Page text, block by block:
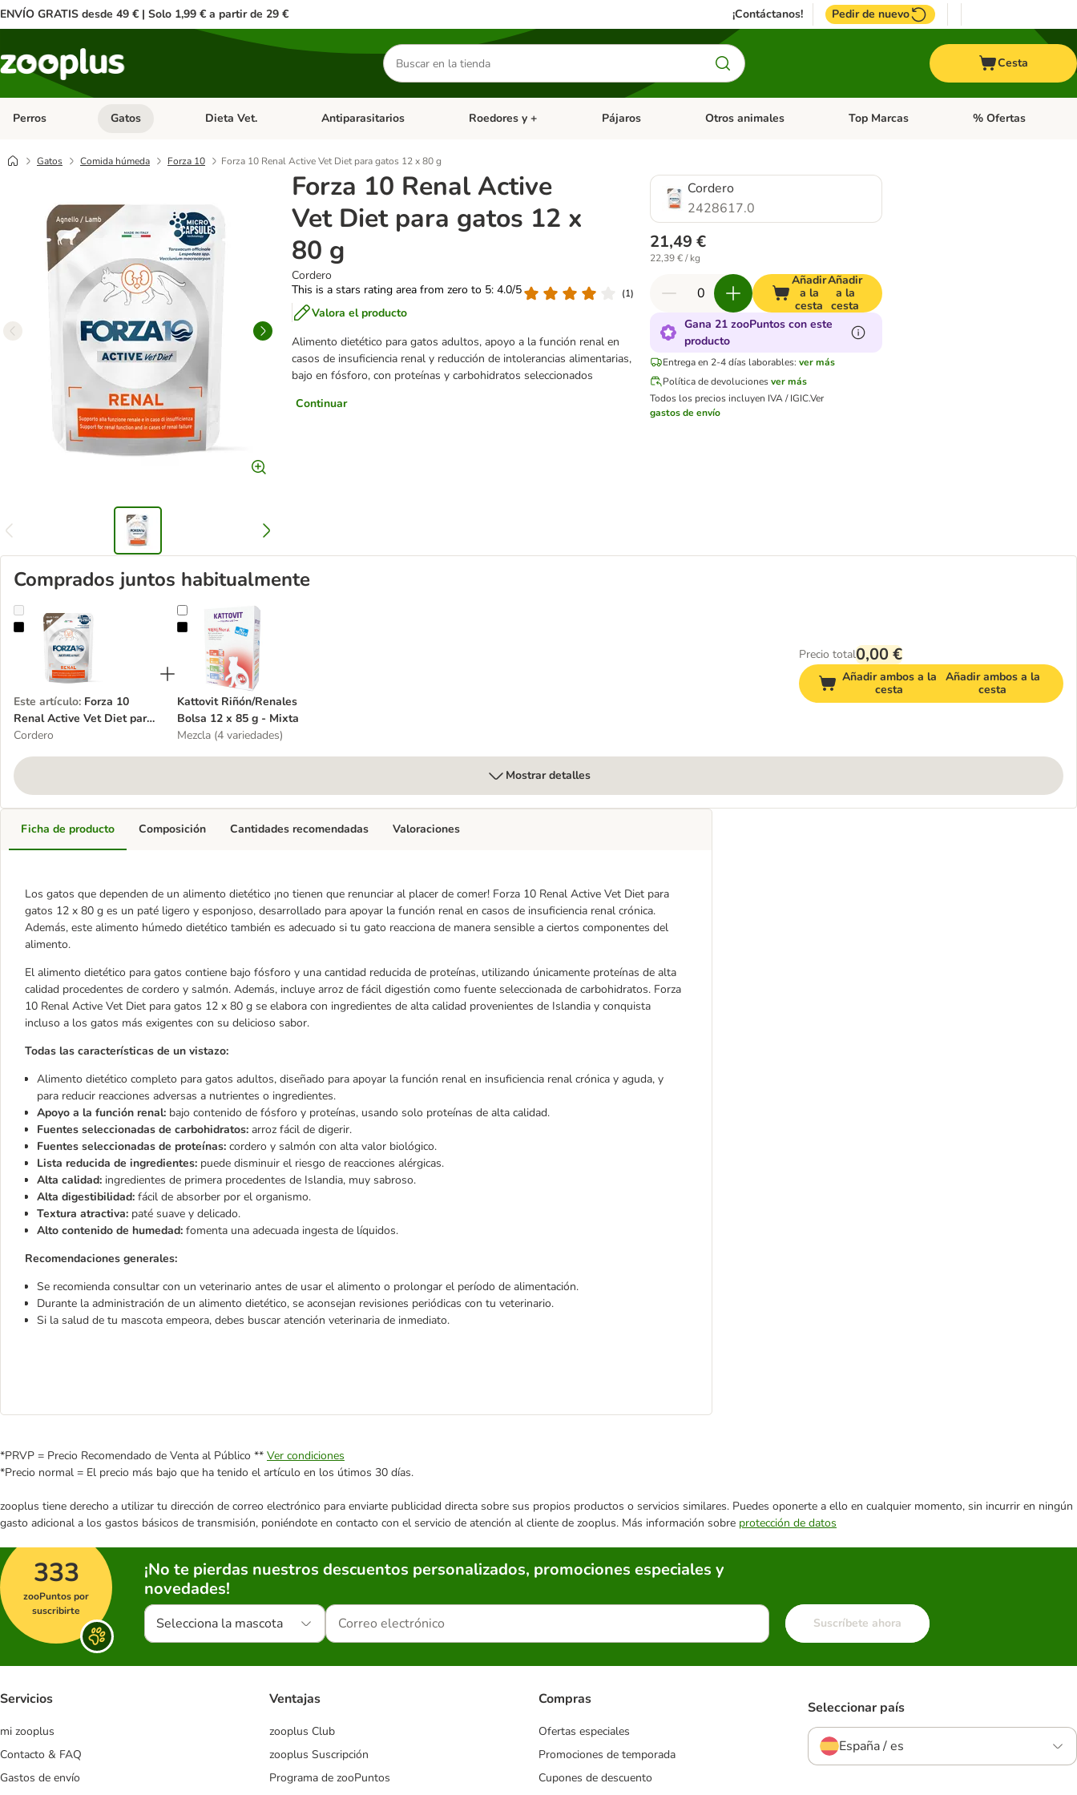
ENVÍO GRATIS desde 49 € | Solo 1,99 € a partir de 29 € ¡Contáctanos! Pedir de nuevo
Buscar
productos
Cesta
Perros Menú de categoria abierto: Perros
Gatos Menú de categoria abierto: Gatos
Dieta Vet. Menú de categoria abierto: Dieta Vet.
Antiparasitarios Menú de categoria abierto: Antiparasitarios
Roedores y + Menú de categoria abierto: Roedores y +
Pájaros Menú de categoria abierto: Pájaros
Otros animales Menú de categoria abierto: Otros animales
Top Marcas Menú de categoria
% Ofertas
Gatos Comida húmeda Forza 10 Forza 10 Renal Active Vet Diet para gatos 12 x 80 g
Forza 10 Renal Active
Vet Diet para gatos 12 x
80 g
Cordero
This is a stars rating area from zero to 5: 4.0/5
(1)
Valora el producto
Alimento dietético para gatos adultos, apoyo a la función renal en
casos de insuficiencia renal y reducción de intolerancias alimentarias,
bajo en fósforo, con proteínas y carbohidratos seleccionados
Continuar
Cordero
2428617.0
21,49 €
22,39 € / kg
Añadir
a la
cesta
Añadir
a la
cesta
Gana 21 zooPuntos con este
producto
Entrega en 2-4 días laborables: ver más
Política de devolucionesver más
Todos los precios incluyen IVA / IGIC.Ver
gastos de envío
Comprados juntos habitualmente
Forza 10 Renal Active Vet Diet para gatos 12 x 80 g
Este artículo: Forza 10
Renal Active Vet Diet para
gatos 12 x 80 g
Cordero
Kattovit Riñón/Renales Bolsa 12 x 85 g - Mixta
Kattovit Riñón/Renales
Bolsa 12 x 85 g - Mixta
Mezcla (4 variedades)
Precio total0,00 €
Añadir ambos a la
cesta
Añadir ambos a la
cesta
Mostrar detalles
Ficha de producto
Los gatos que dependen de un alimento dietético ¡no tienen que renunciar al placer de comer! Forza 10 Renal Active Vet Diet para
gatos 12 x 80 g es un paté ligero y esponjoso, desarrollado para apoyar la función renal en casos de insuficiencia renal crónica.
Además, este alimento húmedo dietético también es adecuado si tu gato reacciona de manera sensible a ciertos componentes del
alimento.
El alimento dietético para gatos contiene bajo fósforo y una cantidad reducida de proteínas, utilizando únicamente proteínas de alta
calidad procedentes de cordero y salmón. Además, incluye arroz de fácil digestión como fuente seleccionada de carbohidratos. Forza
10 Renal Active Vet Diet para gatos 12 x 80 g se elabora con ingredientes de alta calidad provenientes de Islandia y conquista
incluso a los gatos más exigentes con su delicioso sabor.
Todas las características de un vistazo:
Alimento dietético completo para gatos adultos, diseñado para apoyar la función renal en insuficiencia renal crónica y aguda, y
para reducir reacciones adversas a nutrientes o ingredientes.
Apoyo a la función renal: bajo contenido de fósforo y proteínas, usando solo proteínas de alta calidad.
Fuentes seleccionadas de carbohidratos: arroz fácil de digerir.
Fuentes seleccionadas de proteínas: cordero y salmón con alta valor biológico.
Lista reducida de ingredientes: puede disminuir el riesgo de reacciones alérgicas.
Alta calidad: ingredientes de primera procedentes de Islandia, muy sabroso.
Alta digestibilidad: fácil de absorber por el organismo.
Textura atractiva: paté suave y delicado.
Alto contenido de humedad: fomenta una adecuada ingesta de líquidos.
Recomendaciones generales:
Se recomienda consultar con un veterinario antes de usar el alimento o prolongar el período de alimentación.
Durante la administración de un alimento dietético, se aconsejan revisiones periódicas con tu veterinario.
Si la salud de tu mascota empeora, debes buscar atención veterinaria de inmediato.
Composición Cantidades recomendadas Valoraciones
*PRVP = Precio Recomendado de Venta al Público ** Ver condiciones
*Precio normal = El precio más bajo que ha tenido el artículo en los útimos 30 días.
zooplus tiene derecho a utilizar tu dirección de correo electrónico para enviarte publicidad directa sobre sus propios productos o servicios similares. Puedes oponerte a ello en cualquier momento, sin incurrir en ningún
gasto adicional a los gastos básicos de transmisión, poniéndote en contacto con el servicio de atención al cliente de zooplus. Más información sobre protección de datos
333
zooPuntos por
suscribirte
¡No te pierdas nuestros descuentos personalizados, promociones especiales y
novedades!
Selecciona la mascota Suscríbete ahora
Servicios
mi zooplus
Contacto & FAQ
Gastos de envío
Ventajas
zooplus Club
zooplus Suscripción
Programa de zooPuntos
Compras
Ofertas especiales
Promociones de temporada
Cupones de descuento
Seleccionar país
España / es